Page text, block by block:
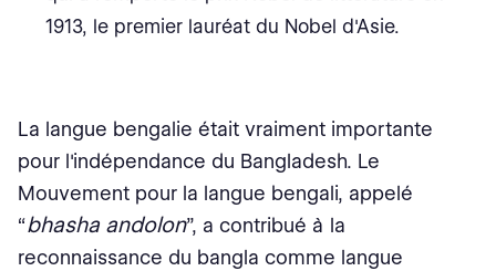
1913, le premier lauréat du Nobel d'Asie.
La langue bengalie était vraiment importante
pour l'indépendance du Bangladesh. Le
Mouvement pour la langue bengali, appelé
“bhasha andolon”, a contribué à la
reconnaissance du bangla comme langue